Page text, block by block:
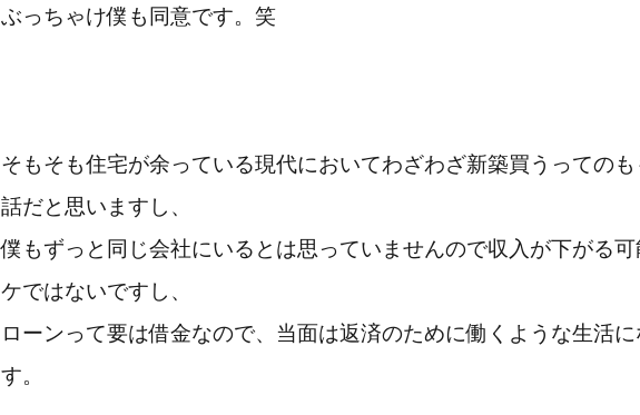
ぶっちゃけ僕も同意です。笑
そもそも住宅が余っている現代においてわざわざ新築買うっての
話だと思いますし、
僕もずっと同じ会社にいるとは思っていませんので収入が下がる
ケではないですし、
ローンって要は借金なので、当面は返済のために働くような生活
す。